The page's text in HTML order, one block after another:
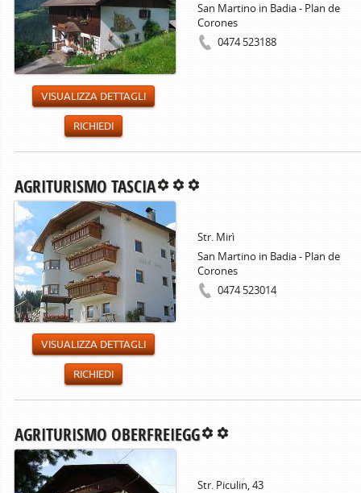
San Martino in Badia - Plan de
Corones
0474 523188
VISUALIZZA DETTAGLI
RICHIEDI
AGRITURISMO TASCIA
Str. Mirì
San Martino in Badia - Plan de
Corones
0474 523014
VISUALIZZA DETTAGLI
RICHIEDI
AGRITURISMO OBERFREIEGG
Str. Piculin, 43